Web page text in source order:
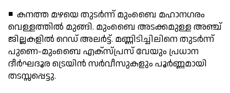
◾ കനത്ത മഴയെ തുടര്‍ന്ന് മുംബൈ മഹാനഗരം
വെള്ളത്തില്‍ മുങ്ങി. മുംബൈ അടക്കമുള്ള അഞ്ച്
ജില്ലകളില്‍ റെഡ് അലര്‍ട്ട്. മണ്ണിടിച്ചിലിനെ തുടര്‍ന്ന്
പുണെ-മുംബൈ എക്സ്പ്രസ് വേയും പ്രധാന
ദീര്‍ഘദൂര ട്രെയിന്‍ സര്‍വീസുകളും പൂര്‍ണ്ണമായി
തടസ്സപ്പെട്ടു.